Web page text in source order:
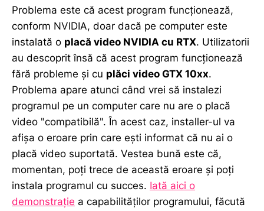
Problema este că acest program funcționează,
conform NVIDIA, doar dacă pe computer este
instalată o placă video NVIDIA cu RTX. Utilizatorii
au descoprit însă că acest program funcționează
fără probleme și cu plăci video GTX 10xx.
Problema apare atunci când vrei să instalezi
programul pe un computer care nu are o placă
video "compatibilă". În acest caz, installer-ul va
afișa o eroare prin care ești informat că nu ai o
placă video suportată. Vestea bună este că,
momentan, poți trece de această eroare și poți
instala programul cu succes. Iată aici o
demonstrație a capabilităților programului, făcută